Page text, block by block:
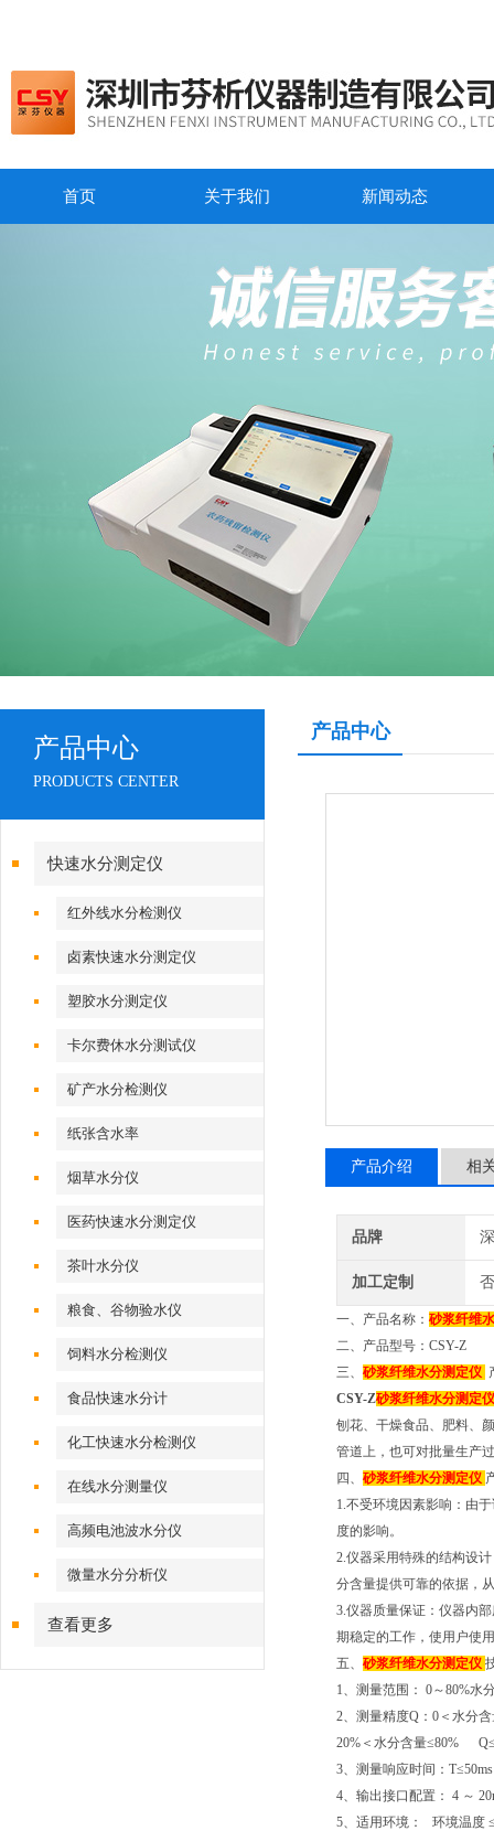
首页 关于我们 新闻动态
产品中心
PRODUCTS CENTER
快速水分测定仪
红外线水分检测仪
卤素快速水分测定仪
塑胶水分测定仪
卡尔费休水分测试仪
矿产水分检测仪
纸张含水率
烟草水分仪
医药快速水分测定仪
茶叶水分仪
粮食、谷物验水仪
饲料水分检测仪
食品快速水分计
化工快速水分检测仪
在线水分测量仪
高频电池波水分仪
微量水分分析仪
查看更多
产品中心
产品介绍 相
品牌
加工定制 否
一、产品名称： 砂浆纤维
二、产品型号：CSY-Z
三、 砂浆纤维水分测定仪
CSY-Z砂浆纤维水分测定
刨花、干燥食品、肥料、
管道上，也可对批量生产
四、 砂浆纤维水分测定仪
1.不受环境因素影响：由
度的影响。
2.仪器采用特殊的结构设
分含量提供可靠的依据，
3.仪器质量保证：仪器内
期稳定的工作，使用户使
五、 砂浆纤维水分测定仪
1、测量范围： 0～80%水
2、测量精度Q：0＜水
20%＜水分含量≤80%
3、测量响应时间：T≤50ms
4、输出接口配置： 4 ～
5、适用环境： 环境温